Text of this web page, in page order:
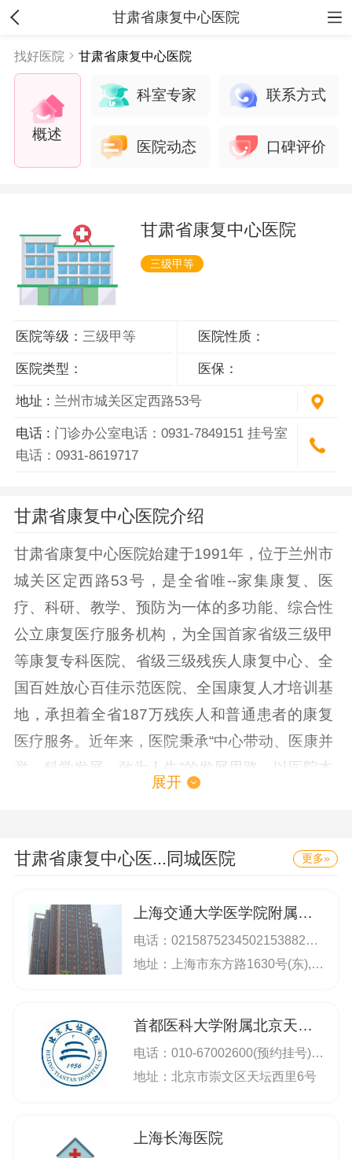
甘肃省康复中心医院
找好医院 甘肃省康复中心医院
概述
科室专家 联系方式
医院动态 口碑评价
甘肃省康复中心医院
三级甲等
医院等级：三级甲等 医院性质：
医院类型： 医保：
地址 : 兰州市城关区定西路53号
电话 : 门诊办公室电话：0931-7849151 挂号室
电话：0931-8619717
甘肃省康复中心医院介绍
甘肃省康复中心医院始建于1991年，位于兰州市
城关区定西路53号，是全省唯--家集康复、医
疗、科研、教学、预防为一体的多功能、综合性
公立康复医疗服务机构，为全国首家省级三级甲
等康复专科医院、省级三级残疾人康复中心、全
国百姓放心百佳示范医院、全国康复人才培训基
地，承担着全省187万残疾人和普通患者的康复
医疗服务。近年来，医院秉承“中心带动、医康并
举、科学发展、敢为人先”的发展思路，以医院本
部为核心，先后在鱼池口开设了直属分院，与甘
肃省康复中心医院合作医院，成立了省中医按摩
甘肃省康复中心医院分院。2017年，医院牵头成
立了甘肃省康复医疗联合体，同时成立了甘肃省
康复医学专业质量控制中心，辐射引领着全省康
科室和临床医技科室２８个，拥有专业康复治疗
服务团队近９００人，高级专业技术人员近70
人，省厅级学科带头人3人，全省名中医2人;设
损伤、儿童康复、传统康复、康复治疗及骨关
展开
甘肃省康复中心医... 同城医院 更多»
上海交通大学医学院附属仁济医院
电话： 0215875234502153882113
地址：上海市东方路1630号(东),上海市山东中路145号(西)
首都医科大学附属北京天坛医院
电话： 010-67002600(预约挂号) 67096611(总机) 67056565(热线咨询) 67098588(特需门诊) 67096802(门诊办)
地址：北京市崇文区天坛西里6号
上海长海医院